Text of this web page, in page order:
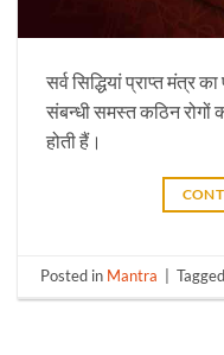
सर्व सिद्धियां प्राप्त मंत्र
संबन्धी समस्त कठिन रोगों
होती हैं।
Posted in Mantra Tagged